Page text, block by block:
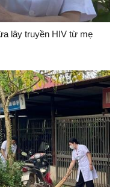
lây truyền HIV từ mẹ